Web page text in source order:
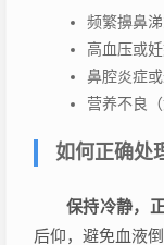
频繁擤鼻
高血压或
鼻腔炎症
营养不良
如何正确处
保持冷静，
后仰，避免血液